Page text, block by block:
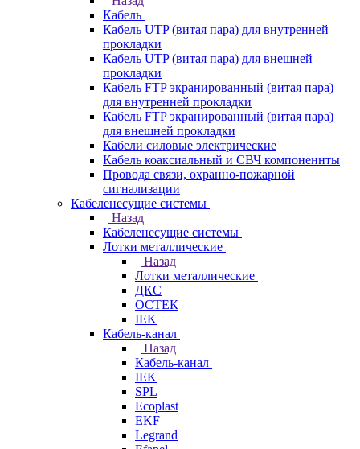
Кабель
Кабель UTP (витая пара) для внутренней
прокладки
Кабель UTP (витая пара) для внешней
прокладки
Кабель FTP экранированный (витая пара)
для внутренней прокладки
Кабель FTP экранированный (витая пара)
для внешней прокладки
Кабели силовые электрические
Кабель коаксиальный и СВЧ компоненнты
Провода связи, охранно-пожарной
сигнализации
Кабеленесущие системы
Назад
Кабеленесущие системы
Лотки металлические
Назад
Лотки металлические
ДКС
ОСТЕК
IEK
Кабель-канал
Назад
Кабель-канал
IEK
SPL
Ecoplast
EKF
Legrand